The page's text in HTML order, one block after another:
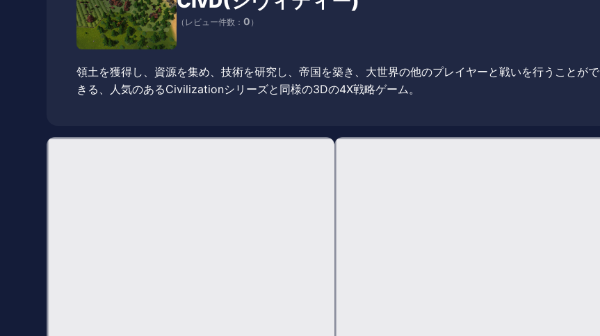
（レビュー件数： 0 ）
領土を獲得し、資源を集め、技術を研究し、帝国を築き、大世界の他のプレイヤーと戦いを行うことがで
きる、人気のあるCivilizationシリーズと同様の3Dの4X戦略ゲーム。